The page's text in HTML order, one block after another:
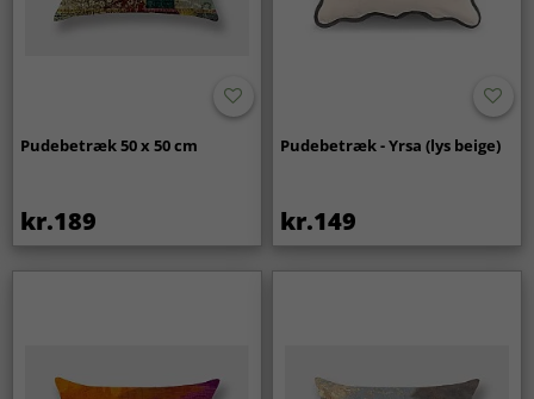
Pudebetræk 50 x 50 cm
kr.189
Pudebetræk - Yrsa (lys beige)
kr.149